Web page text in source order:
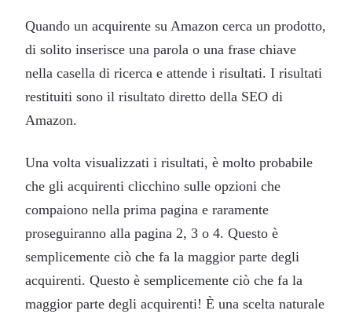
Quando un acquirente su Amazon cerca un prodotto,
di solito inserisce una parola o una frase chiave
nella casella di ricerca e attende i risultati. I risultati
restituiti sono il risultato diretto della SEO di
Amazon.
Una volta visualizzati i risultati, è molto probabile
che gli acquirenti clicchino sulle opzioni che
compaiono nella prima pagina e raramente
proseguiranno alla pagina 2, 3 o 4. Questo è
semplicemente ciò che fa la maggior parte degli
acquirenti. Questo è semplicemente ciò che fa la
maggior parte degli acquirenti! È una scelta naturale